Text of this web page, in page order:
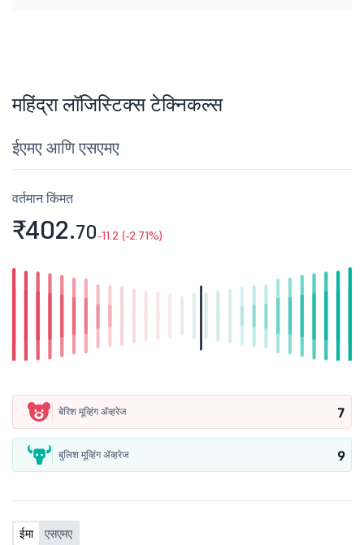
महिंद्रा लॉजिस्टिक्स टेक्निकल्स
ईएमए आणि एसएमए
वर्तमान किंमत
₹402.70-11.2 (-2.71%)
बेरिश मूव्हिंग ॲव्हरेज 7
बुलिश मूव्हिंग ॲव्हरेज 9
ईमा एसएमए